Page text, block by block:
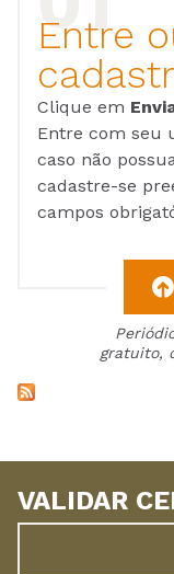
Entre
Clique em
Entre com seu
caso não
cadastre-se
campos
gratuito,
VALIDAR